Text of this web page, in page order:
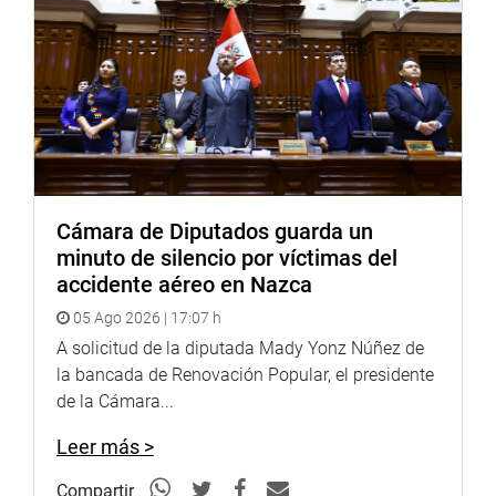
y que su elevación a la categoría de distrito motiva a los
ciudadanos hacia el crecimiento con una independencia
administrativa y económica, que va a fomentar que se
puedan realizar obras sociales importantes para su
desarrollo con el presupuesto que le otorgue el Ministerio
de Economía.
Por su parte, Mariano Yupanqui (DD), autor del proyecto
de ley, dijo que la aprobación de la propuesta marcará un
antes y un después en la historia de Calipuy, porque
tendrá una partida de nacimiento que permitirá dar
impulso a su crecimiento y al desarrollo social de sus
habitantes.
La congresista Tania Rodas (APP) señaló que se trata de
una iniciativa propia de la población que exige desde el
Enseguida, el parlamentario Isaías Pineda (Frepap)
Cámara de Diputados guarda un
minuto de silencio por víctimas del
accidente aéreo en Nazca
05 Ago 2026 | 17:07 h
A solicitud de la diputada Mady Yonz Núñez de
la bancada de Renovación Popular, el presidente
de la Cámara...
Leer más >
Compartir